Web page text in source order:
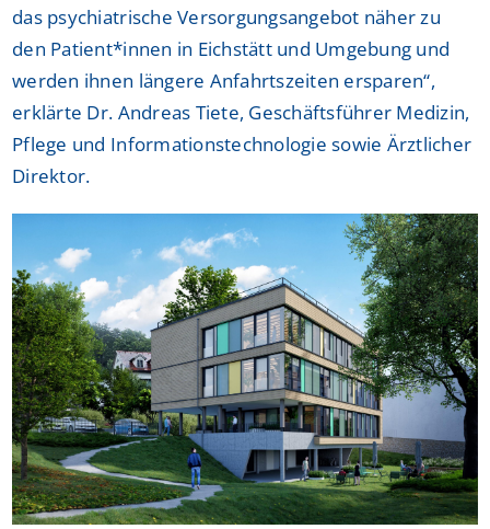
das psychiatrische Versorgungsangebot näher zu
den Patient*innen in Eichstätt und Umgebung und
werden ihnen längere Anfahrtszeiten ersparen“,
erklärte Dr. Andreas Tiete, Geschäftsführer Medizin,
Pflege und Informationstechnologie sowie Ärztlicher
Direktor.